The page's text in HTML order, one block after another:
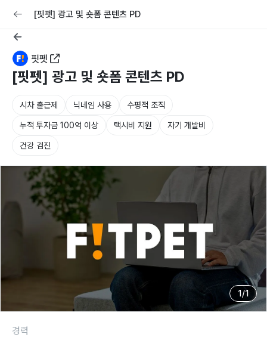
교육 커리어
[핏펫] 광고 및 숏폼 콘텐츠 PD
핏펫
[핏펫] 광고 및 숏폼 콘텐츠 PD
시차 출근제 닉네임 사용 수평적 조직
누적 투자금 100억 이상 택시비 지원 자기 개발비
건강 검진
1 /1
경력